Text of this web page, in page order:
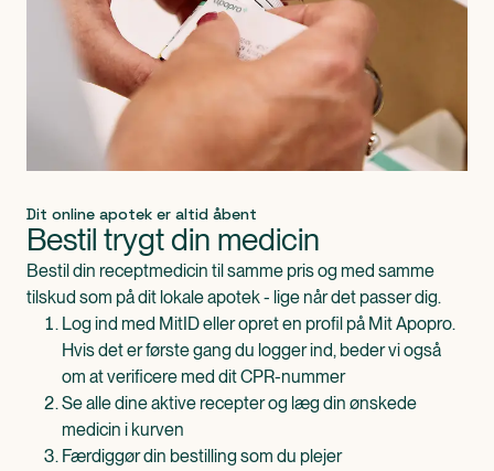
Dit online apotek er altid åbent
Bestil trygt din medicin
Bestil din receptmedicin til samme pris og med samme
tilskud som på dit lokale apotek - lige når det passer dig.
Log ind med MitID eller opret en profil på Mit Apopro.
Hvis det er første gang du logger ind, beder vi også
om at verificere med dit CPR-nummer
Se alle dine aktive recepter og læg din ønskede
medicin i kurven
Færdiggør din bestilling som du plejer